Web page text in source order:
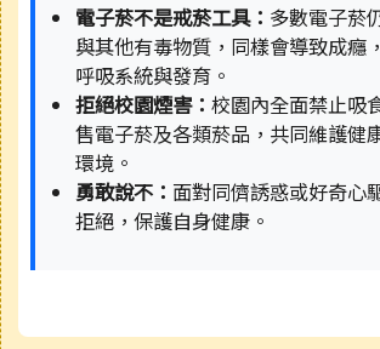
電子菸不是戒菸工具： 多數電子菸
與其他有毒物質，同樣會導致成癮
呼吸系統與發育。
拒絕校園煙害：校園內全面禁止吸
售電子菸及各類菸品，共同維護健
環境。
勇敢說不： 面對同儕誘惑或好奇心
拒絕，保護自身健康。